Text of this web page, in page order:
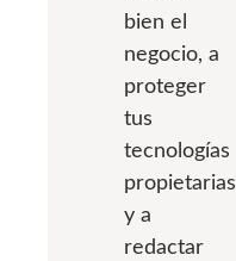
bien el
negocio, a
proteger
tus
tecnologías
propietarias
y a
redactar